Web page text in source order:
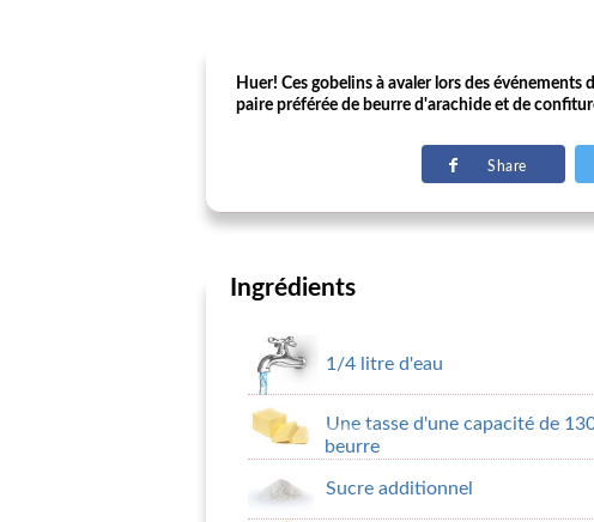
Huer! Ces gobelins à avaler lors des
paire préférée de beurre d'arachide et de
Share
Ingrédients
1/4 litre d'eau
Une tasse d'une capacité de
beurre
Sucre additionnel